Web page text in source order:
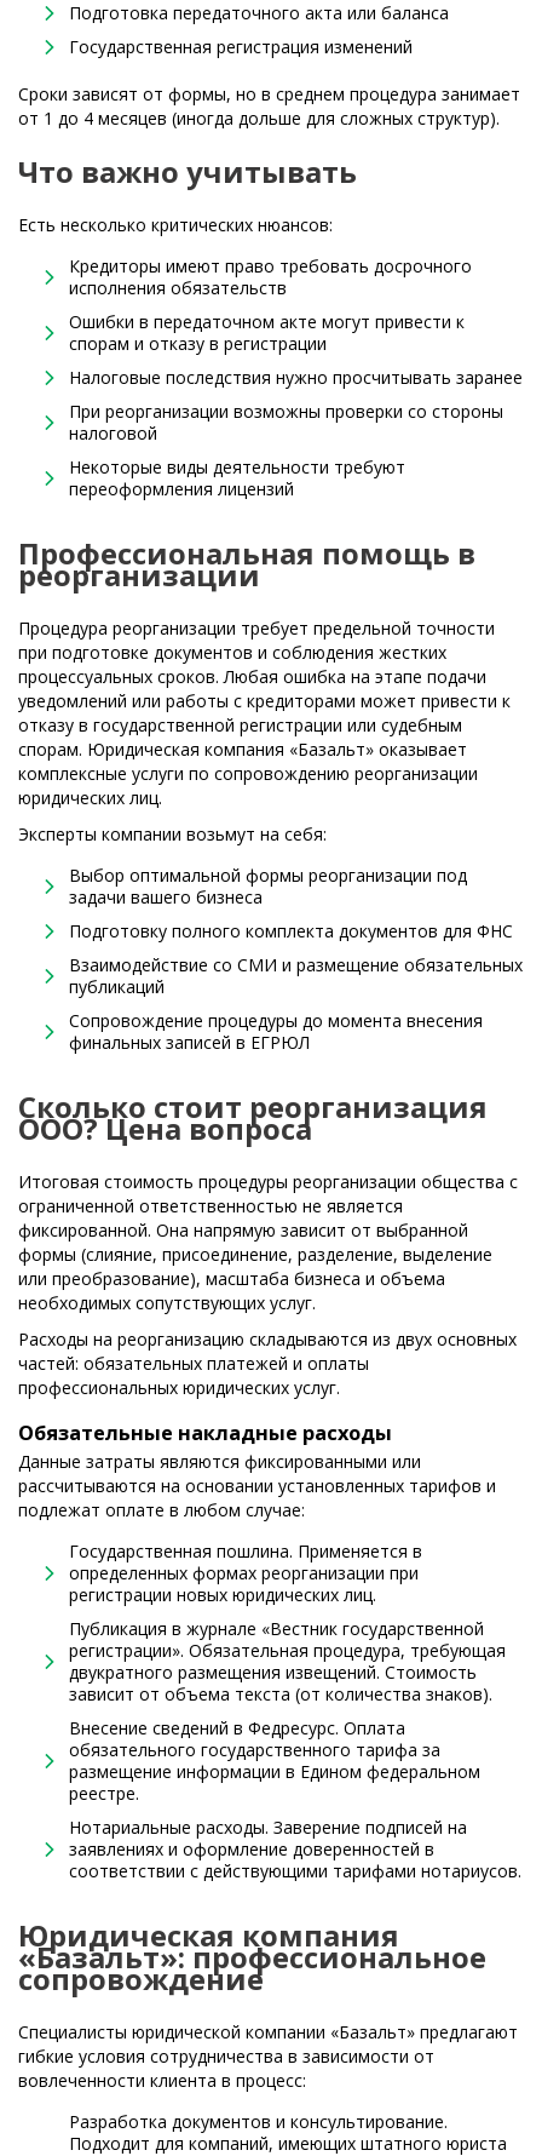
Подготовка передаточного акта или баланса
Государственная регистрация изменений
Сроки зависят от формы, но в среднем процедура занимает
от 1 до 4 месяцев (иногда дольше для сложных структур).
Что важно учитывать
Есть несколько критических нюансов:
Кредиторы имеют право требовать досрочного
исполнения обязательств
Ошибки в передаточном акте могут привести к
спорам и отказу в регистрации
Налоговые последствия нужно просчитывать заранее
При реорганизации возможны проверки со стороны
налоговой
Некоторые виды деятельности требуют
переоформления лицензий
Профессиональная помощь в
реорганизации
Процедура реорганизации требует предельной точности
при подготовке документов и соблюдения жестких
процессуальных сроков. Любая ошибка на этапе подачи
уведомлений или работы с кредиторами может привести к
отказу в государственной регистрации или судебным
спорам. Юридическая компания «Базальт» оказывает
комплексные услуги по сопровождению реорганизации
юридических лиц.
Эксперты компании возьмут на себя:
Выбор оптимальной формы реорганизации под
задачи вашего бизнеса
Подготовку полного комплекта документов для ФНС
Взаимодействие со СМИ и размещение обязательных
публикаций
Сопровождение процедуры до момента внесения
финальных записей в ЕГРЮЛ
Сколько стоит реорганизация
ООО? Цена вопроса
Итоговая стоимость процедуры реорганизации общества с
ограниченной ответственностью не является
фиксированной. Она напрямую зависит от выбранной
формы (слияние, присоединение, разделение, выделение
или преобразование), масштаба бизнеса и объема
необходимых сопутствующих услуг.
Расходы на реорганизацию складываются из двух основных
частей: обязательных платежей и оплаты
профессиональных юридических услуг.
Обязательные накладные расходы
Данные затраты являются фиксированными или
рассчитываются на основании установленных тарифов и
подлежат оплате в любом случае:
Государственная пошлина. Применяется в
определенных формах реорганизации при
регистрации новых юридических лиц.
Публикация в журнале «Вестник государственной
регистрации». Обязательная процедура, требующая
двукратного размещения извещений. Стоимость
зависит от объема текста (от количества знаков).
Внесение сведений в Федресурс. Оплата
обязательного государственного тарифа за
размещение информации в Едином федеральном
реестре.
Нотариальные расходы. Заверение подписей на
заявлениях и оформление доверенностей в
соответствии с действующими тарифами нотариусов.
Юридическая компания
«Базальт»: профессиональное
сопровождение
Специалисты юридической компании «Базальт» предлагают
гибкие условия сотрудничества в зависимости от
вовлеченности клиента в процесс:
Разработка документов и консультирование.
Подходит для компаний, имеющих штатного юриста